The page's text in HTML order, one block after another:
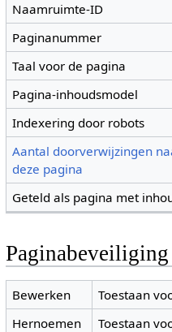
Naamruimte-ID
Paginanummer
Taal voor de pagina
Pagina-inhoudsmodel
Indexering door robots
Aantal doorverwijzingen
deze pagina
Geteld als pagina met
Paginabeveiliging
Bewerken
Toestaan
Hernoemen
Toestaan